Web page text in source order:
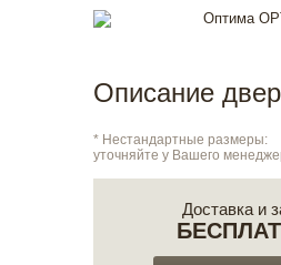
Описание
* Нестандартные размеры:
уточняйте у Вашего
Доставка и